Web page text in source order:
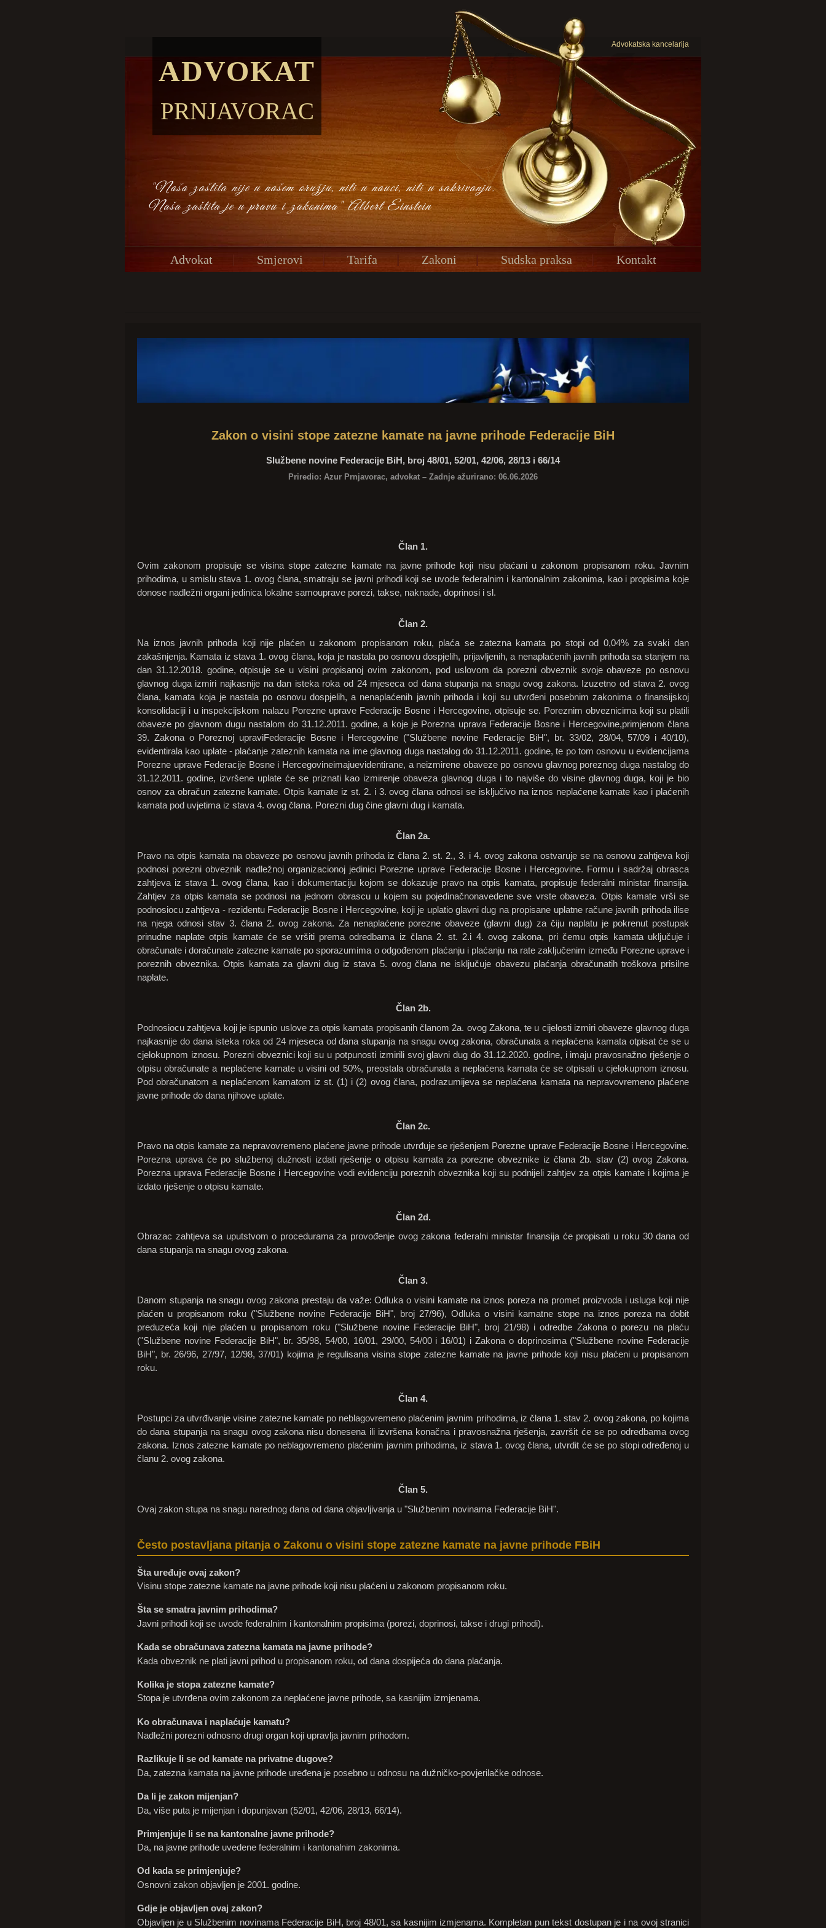
Advokatska kancelarija
ADVOKAT
PRNJAVORAC
"Naša zaštita nije u našem oružju, niti u nauci, niti u sakrivanju.
Naša zaštita je u pravu i zakonima" Albert Einstein
Advokat Smjerovi Tarifa Zakoni Sudska praksa Kontakt
Zakon o visini stope zatezne kamate na javne prihode Federacije BiH
Službene novine Federacije BiH, broj 48/01, 52/01, 42/06, 28/13 i 66/14
Priredio: Azur Prnjavorac, advokat – Zadnje ažurirano: 06.06.2026
Član 1.
Ovim zakonom propisuje se visina stope zatezne kamate na javne prihode koji nisu plaćani u zakonom propisanom roku. Javnim
prihodima, u smislu stava 1. ovog člana, smatraju se javni prihodi koji se uvode federalnim i kantonalnim zakonima, kao i propisima koje
donose nadležni organi jedinica lokalne samouprave porezi, takse, naknade, doprinosi i sl.
Član 2.
Na iznos javnih prihoda koji nije plaćen u zakonom propisanom roku, plaća se zatezna kamata po stopi od 0,04% za svaki dan
zakašnjenja. Kamata iz stava 1. ovog člana, koja je nastala po osnovu dospjelih, prijavljenih, a nenaplaćenih javnih prihoda sa stanjem na
dan 31.12.2018. godine, otpisuje se u visini propisanoj ovim zakonom, pod uslovom da porezni obveznik svoje obaveze po osnovu
glavnog duga izmiri najkasnije na dan isteka roka od 24 mjeseca od dana stupanja na snagu ovog zakona. Izuzetno od stava 2. ovog
člana, kamata koja je nastala po osnovu dospjelih, a nenaplaćenih javnih prihoda i koji su utvrđeni posebnim zakonima o finansijskoj
konsolidaciji i u inspekcijskom nalazu Porezne uprave Federacije Bosne i Hercegovine, otpisuje se. Poreznim obveznicima koji su platili
obaveze po glavnom dugu nastalom do 31.12.2011. godine, a koje je Porezna uprava Federacije Bosne i Hercegovine,primjenom člana
39. Zakona o Poreznoj upraviFederacije Bosne i Hercegovine ("Službene novine Federacije BiH", br. 33/02, 28/04, 57/09 i 40/10),
evidentirala kao uplate - plaćanje zateznih kamata na ime glavnog duga nastalog do 31.12.2011. godine, te po tom osnovu u evidencijama
Porezne uprave Federacije Bosne i Hercegovineimajuevidentirane, a neizmirene obaveze po osnovu glavnog poreznog duga nastalog do
31.12.2011. godine, izvršene uplate će se priznati kao izmirenje obaveza glavnog duga i to najviše do visine glavnog duga, koji je bio
osnov za obračun zatezne kamate. Otpis kamate iz st. 2. i 3. ovog člana odnosi se isključivo na iznos neplaćene kamate kao i plaćenih
kamata pod uvjetima iz stava 4. ovog člana. Porezni dug čine glavni dug i kamata.
Član 2a.
Pravo na otpis kamata na obaveze po osnovu javnih prihoda iz člana 2. st. 2., 3. i 4. ovog zakona ostvaruje se na osnovu zahtjeva koji
podnosi porezni obveznik nadležnoj organizacionoj jedinici Porezne uprave Federacije Bosne i Hercegovine. Formu i sadržaj obrasca
zahtjeva iz stava 1. ovog člana, kao i dokumentaciju kojom se dokazuje pravo na otpis kamata, propisuje federalni ministar finansija.
Zahtjev za otpis kamata se podnosi na jednom obrascu u kojem su pojedinačnonavedene sve vrste obaveza. Otpis kamate vrši se
podnosiocu zahtjeva - rezidentu Federacije Bosne i Hercegovine, koji je uplatio glavni dug na propisane uplatne račune javnih prihoda ilise
na njega odnosi stav 3. člana 2. ovog zakona. Za nenaplaćene porezne obaveze (glavni dug) za čiju naplatu je pokrenut postupak
prinudne naplate otpis kamate će se vršiti prema odredbama iz člana 2. st. 2.i 4. ovog zakona, pri čemu otpis kamata uključuje i
obračunate i doračunate zatezne kamate po sporazumima o odgođenom plaćanju i plaćanju na rate zaključenim između Porezne uprave i
poreznih obveznika. Otpis kamata za glavni dug iz stava 5. ovog člana ne isključuje obavezu plaćanja obračunatih troškova prisilne
naplate.
Član 2b.
Podnosiocu zahtjeva koji je ispunio uslove za otpis kamata propisanih članom 2a. ovog Zakona, te u cijelosti izmiri obaveze glavnog duga
najkasnije do dana isteka roka od 24 mjeseca od dana stupanja na snagu ovog zakona, obračunata a neplaćena kamata otpisat će se u
cjelokupnom iznosu. Porezni obveznici koji su u potpunosti izmirili svoj glavni dug do 31.12.2020. godine, i imaju pravosnažno rješenje o
otpisu obračunate a neplaćene kamate u visini od 50%, preostala obračunata a neplaćena kamata će se otpisati u cjelokupnom iznosu.
Pod obračunatom a neplaćenom kamatom iz st. (1) i (2) ovog člana, podrazumijeva se neplaćena kamata na nepravovremeno plaćene
javne prihode do dana njihove uplate.
Član 2c.
Pravo na otpis kamate za nepravovremeno plaćene javne prihode utvrđuje se rješenjem Porezne uprave Federacije Bosne i Hercegovine.
Porezna uprava će po službenoj dužnosti izdati rješenje o otpisu kamata za porezne obveznike iz člana 2b. stav (2) ovog Zakona.
Porezna uprava Federacije Bosne i Hercegovine vodi evidenciju poreznih obveznika koji su podnijeli zahtjev za otpis kamate i kojima je
izdato rješenje o otpisu kamate.
Član 2d.
Obrazac zahtjeva sa uputstvom o procedurama za provođenje ovog zakona federalni ministar finansija će propisati u roku 30 dana od
dana stupanja na snagu ovog zakona.
Član 3.
Danom stupanja na snagu ovog zakona prestaju da važe: Odluka o visini kamate na iznos poreza na promet proizvoda i usluga koji nije
plaćen u propisanom roku ("Službene novine Federacije BiH", broj 27/96), Odluka o visini kamatne stope na iznos poreza na dobit
preduzeća koji nije plaćen u propisanom roku ("Službene novine Federacije BiH", broj 21/98) i odredbe Zakona o porezu na plaću
("Službene novine Federacije BiH", br. 35/98, 54/00, 16/01, 29/00, 54/00 i 16/01) i Zakona o doprinosima ("Službene novine Federacije
BiH", br. 26/96, 27/97, 12/98, 37/01) kojima je regulisana visina stope zatezne kamate na javne prihode koji nisu plaćeni u propisanom
roku.
Član 4.
Postupci za utvrđivanje visine zatezne kamate po neblagovremeno plaćenim javnim prihodima, iz člana 1. stav 2. ovog zakona, po kojima
do dana stupanja na snagu ovog zakona nisu donesena ili izvršena konačna i pravosnažna rješenja, završit će se po odredbama ovog
zakona. Iznos zatezne kamate po neblagovremeno plaćenim javnim prihodima, iz stava 1. ovog člana, utvrdit će se po stopi određenoj u
članu 2. ovog zakona.
Član 5.
Ovaj zakon stupa na snagu narednog dana od dana objavljivanja u "Službenim novinama Federacije BiH".
Često postavljana pitanja o Zakonu o visini stope zatezne kamate na javne prihode FBiH
Šta uređuje ovaj zakon?
Visinu stope zatezne kamate na javne prihode koji nisu plaćeni u zakonom propisanom roku.
Šta se smatra javnim prihodima?
Javni prihodi koji se uvode federalnim i kantonalnim propisima (porezi, doprinosi, takse i drugi prihodi).
Kada se obračunava zatezna kamata na javne prihode?
Kada obveznik ne plati javni prihod u propisanom roku, od dana dospijeća do dana plaćanja.
Kolika je stopa zatezne kamate?
Stopa je utvrđena ovim zakonom za neplaćene javne prihode, sa kasnijim izmjenama.
Ko obračunava i naplaćuje kamatu?
Nadležni porezni odnosno drugi organ koji upravlja javnim prihodom.
Razlikuje li se od kamate na privatne dugove?
Da, zatezna kamata na javne prihode uređena je posebno u odnosu na dužničko-povjerilačke odnose.
Da li je zakon mijenjan?
Da, više puta je mijenjan i dopunjavan (52/01, 42/06, 28/13, 66/14).
Primjenjuje li se na kantonalne javne prihode?
Da, na javne prihode uvedene federalnim i kantonalnim zakonima.
Od kada se primjenjuje?
Osnovni zakon objavljen je 2001. godine.
Gdje je objavljen ovaj zakon?
Objavljen je u Službenim novinama Federacije BiH, broj 48/01, sa kasnijim izmjenama. Kompletan pun tekst dostupan je i na ovoj stranici